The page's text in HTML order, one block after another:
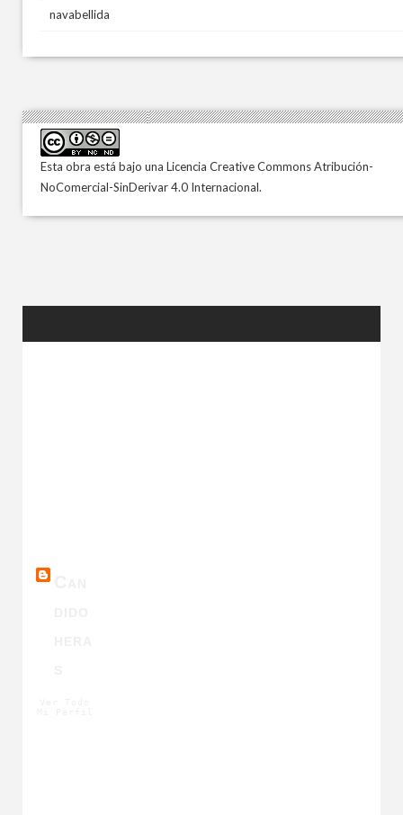
navabellida
Esta obra está bajo una Licencia Creative Commons Atribución-
NoComercial-SinDerivar 4.0 Internacional.